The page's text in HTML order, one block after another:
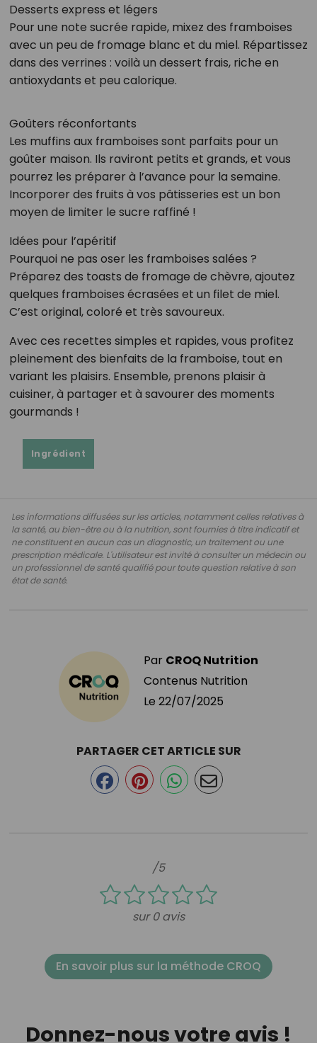
Desserts express et légers
Pour une note sucrée rapide, mixez des framboises
avec un peu de fromage blanc et du miel. Répartissez
dans des verrines : voilà un dessert frais, riche en
antioxydants et peu calorique.
Goûters réconfortants
Les muffins aux framboises sont parfaits pour un
goûter maison. Ils raviront petits et grands, et vous
pourrez les préparer à l’avance pour la semaine.
Incorporer des fruits à vos pâtisseries est un bon
moyen de limiter le sucre raffiné !
Idées pour l’apéritif
Pourquoi ne pas oser les framboises salées ?
Préparez des toasts de fromage de chèvre, ajoutez
quelques framboises écrasées et un filet de miel.
C’est original, coloré et très savoureux.
Avec ces recettes simples et rapides, vous profitez
pleinement des bienfaits de la framboise, tout en
variant les plaisirs. Ensemble, prenons plaisir à
cuisiner, à partager et à savourer des moments
gourmands !
Ingrédient
Les informations diffusées sur les articles, notamment celles relatives à
la santé, au bien-être ou à la nutrition, sont fournies à titre indicatif et
ne constituent en aucun cas un diagnostic, un traitement ou une
prescription médicale. L'utilisateur est invité à consulter un médecin ou
un professionnel de santé qualifié pour toute question relative à son
état de santé.
Par CROQ Nutrition
Contenus Nutrition
Le 22/07/2025
/5
sur 0 avis
PARTAGER CET ARTICLE SUR
En savoir plus sur la méthode CROQ
Donnez-nous votre avis !